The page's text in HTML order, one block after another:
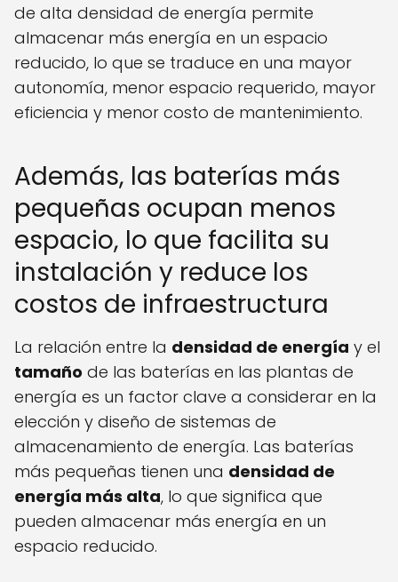
de alta densidad de energía permite
almacenar más energía en un espacio
reducido, lo que se traduce en una mayor
autonomía, menor espacio requerido, mayor
eficiencia y menor costo de mantenimiento.
Además, las baterías más
pequeñas ocupan menos
espacio, lo que facilita su
instalación y reduce los
costos de infraestructura
La relación entre la densidad de energía y el
tamaño de las baterías en las plantas de
energía es un factor clave a considerar en la
elección y diseño de sistemas de
almacenamiento de energía. Las baterías
más pequeñas tienen una densidad de
energía más alta, lo que significa que
pueden almacenar más energía en un
espacio reducido.